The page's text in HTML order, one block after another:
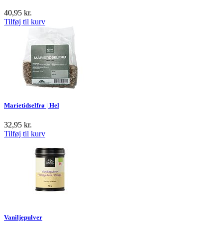
40,95 kr.
Tilføj til kurv
Marietidselfrø | Hel
32,95 kr.
Tilføj til kurv
Vaniljepulver